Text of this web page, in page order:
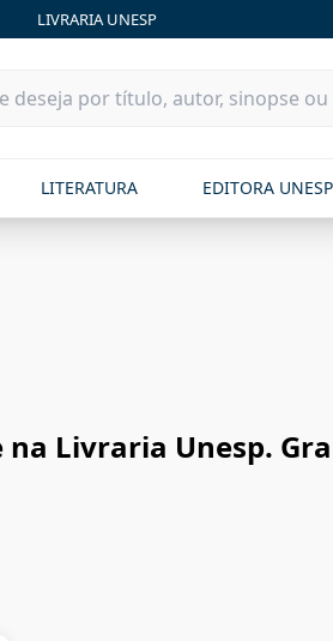
LIVRARIA UNESP
LITERATURA EDITORA UNESP
Livraria Unesp.